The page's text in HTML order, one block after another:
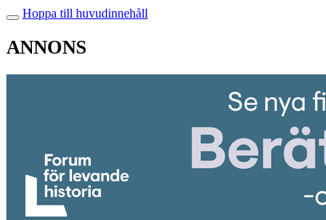
Hoppa till huvudinnehåll
ANNONS